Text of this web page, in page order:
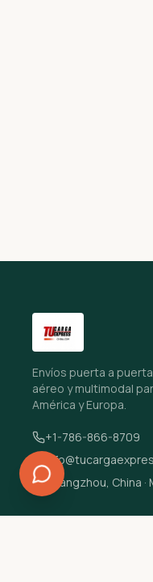
Envíos puerta a
aéreo y multimodal
América y Europa.
+1-786-866-8709
Guangzhou, China ·